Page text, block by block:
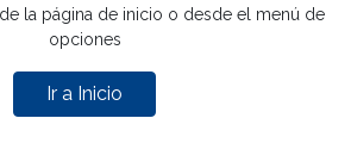
la página de inicio o desde el menú de
opciones
Ir a Inicio